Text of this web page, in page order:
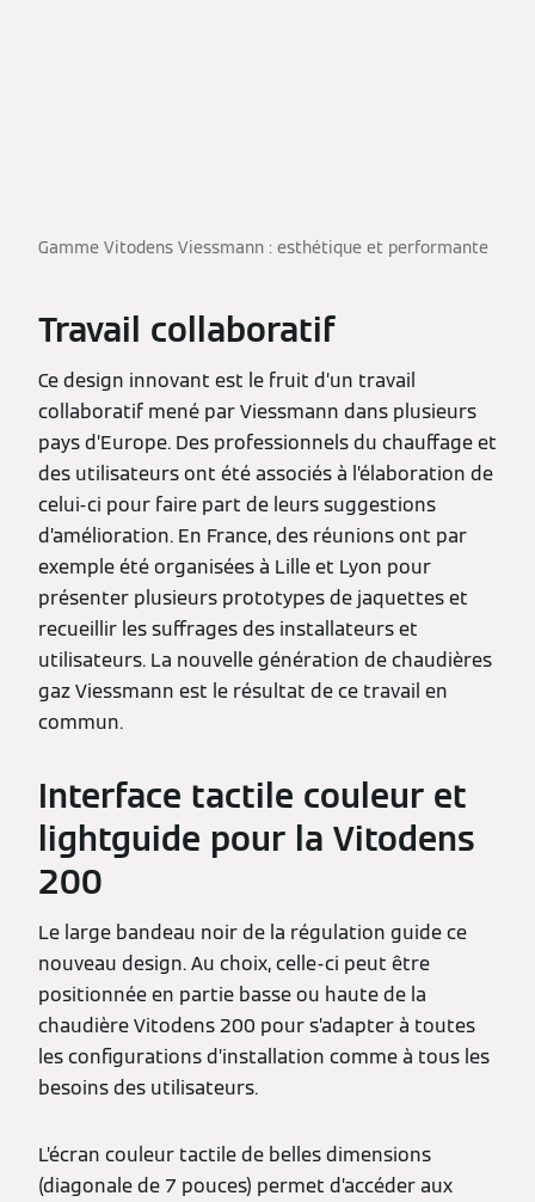
Gamme Vitodens Viessmann : esthétique et performante
Travail collaboratif
Ce design innovant est le fruit d’un travail
collaboratif mené par Viessmann dans plusieurs
pays d’Europe. Des professionnels du chauffage et
des utilisateurs ont été associés à l’élaboration de
celui-ci pour faire part de leurs suggestions
d’amélioration. En France, des réunions ont par
exemple été organisées à Lille et Lyon pour
présenter plusieurs prototypes de jaquettes et
recueillir les suffrages des installateurs et
utilisateurs. La nouvelle génération de chaudières
gaz Viessmann est le résultat de ce travail en
commun.
Interface tactile couleur et
lightguide pour la Vitodens
200
Le large bandeau noir de la régulation guide ce
nouveau design. Au choix, celle-ci peut être
positionnée en partie basse ou haute de la
chaudière Vitodens 200 pour s’adapter à toutes
les configurations d’installation comme à tous les
besoins des utilisateurs.
L’écran couleur tactile de belles dimensions
(diagonale de 7 pouces) permet d’accéder aux